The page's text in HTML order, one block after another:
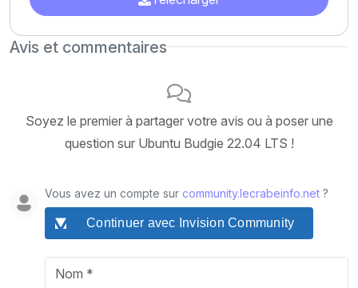
Avis et commentaires
Soyez le premier à partager votre avis ou à poser une
question sur Ubuntu Budgie 22.04 LTS !
Vous avez un compte sur community.lecrabeinfo.net ?
Continuer avec Invision Community